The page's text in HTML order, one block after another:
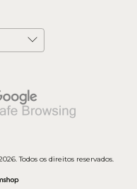
Todos os direitos reservados.